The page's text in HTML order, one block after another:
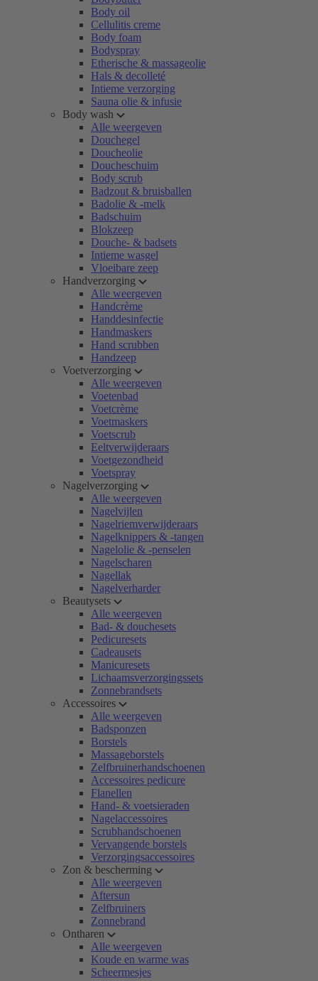
Body oil
Cellulitis creme
Body foam
Bodyspray
Etherische & massageolie
Hals & decolleté
Intieme verzorging
Sauna olie & infusie
Body wash
Alle weergeven
Douchegel
Doucheolie
Doucheschuim
Body scrub
Badzout & bruisballen
Badolie & -melk
Badschuim
Blokzeep
Douche- & badsets
Intieme wasgel
Vloeibare zeep
Handverzorging
Alle weergeven
Handcrème
Handdesinfectie
Handmaskers
Hand scrubben
Handzeep
Voetverzorging
Alle weergeven
Voetenbad
Voetcrème
Voetmaskers
Voetscrub
Eeltverwijderaars
Voetgezondheid
Voetspray
Nagelverzorging
Alle weergeven
Nagelvijlen
Nagelriemverwijderaars
Nagelknippers & -tangen
Nagelolie & -penselen
Nagelscharen
Nagellak
Nagelverharder
Beautysets
Alle weergeven
Bad- & douchesets
Pedicuresets
Cadeausets
Manicuresets
Lichaamsverzorgingssets
Zonnebrandsets
Accessoires
Alle weergeven
Badsponzen
Borstels
Massageborstels
Zelfbruinerhandschoenen
Accessoires pedicure
Flanellen
Hand- & voetsieraden
Nagelaccessoires
Scrubhandschoenen
Vervangende borstels
Verzorgingsaccessoires
Zon & bescherming
Alle weergeven
Aftersun
Zelfbruiners
Zonnebrand
Ontharen
Alle weergeven
Koude en warme was
Scheermesjes